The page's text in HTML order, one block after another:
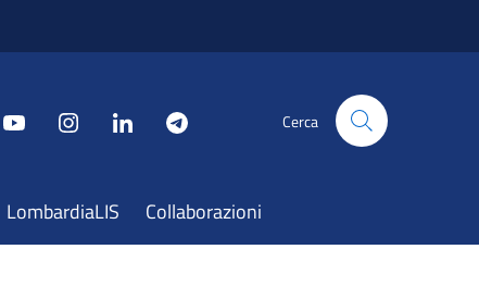
Cerca
LombardiaLIS Collaborazioni